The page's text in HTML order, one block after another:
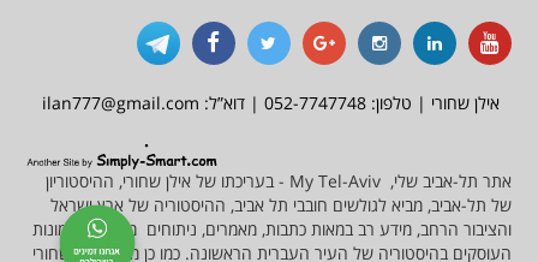
אילן שחורי | טלפון: 052-7747748 | דוא”ל: ilan777@gmail.com
אתר תל-אביב שלי, My Tel-Aviv - בעריכתו של אילן שחורי, ההיסטוריון
של תל-אביב, מביא לגולשים חובבי תל אביב, ההיסטוריה של ארץ ישראל
והציבור הרחב, מידע רב במאות כתבות, מאמרים, ניתוחים מסמכים ותמונות
העוסקים בהיסטוריה של העיר העברית הראשונה. כמו כן מציע אילן שחורי